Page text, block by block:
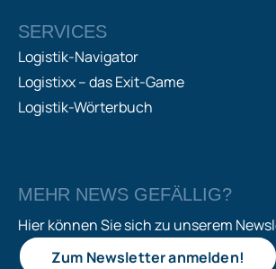
SERVICES
Logistik-Navigator
Logistixx – das Exit-Game
Logistik-Wörterbuch
MEHR NEWS GEFÄLLIG?
Hier können Sie sich zu unserem
Zum Newsletter anmelden!